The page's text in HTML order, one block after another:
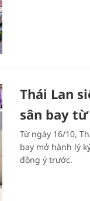
Thái Lan
sân bay
Từ ngày 16/10,
bay mở hành lý
đồng ý trước.